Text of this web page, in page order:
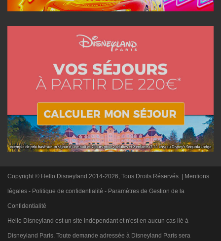
Copyright © Hello Disneyland 2014-2026, Tous Droits Réservés. | Mentions
légales - Politique de confidentialité - Paramètres de Gestion de la
Confidentialité
Hello Disneyland est un site indépendant et n'est en aucun cas lié à
Disneyland Paris. Toute demande adressée à Disneyland Paris sera